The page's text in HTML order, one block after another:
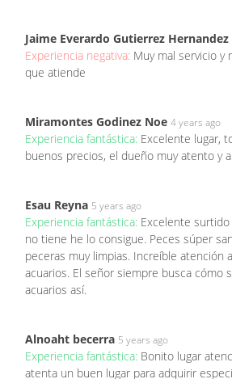
Jaime Everardo Gutierrez Hernandez
Experiencia negativa: Muy mal servicio
que atiende
Miramontes Godinez Noe 4 years ago
Experiencia fantástica: Excelente lugar,
buenos precios, el dueño muy atento y
Esau Reyna 5 years ago
Experiencia fantástica: Excelente
no tiene he lo consigue. Peces súper
peceras muy limpias. Increíble atención
acuarios. El señor siempre busca cómo
acuarios así.
Alnoaht becerra 5 years ago
Experiencia fantástica: Bonito lugar
atenta un buen lugar para adquirir